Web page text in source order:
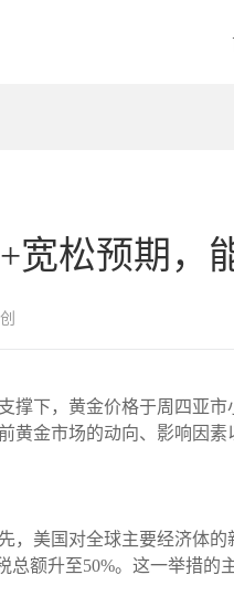
宽松预期，
撑下，黄金价格于周四亚
黄金市场的动向、影响因素
，美国对全球主要经济体
额升至50%。这一举措的